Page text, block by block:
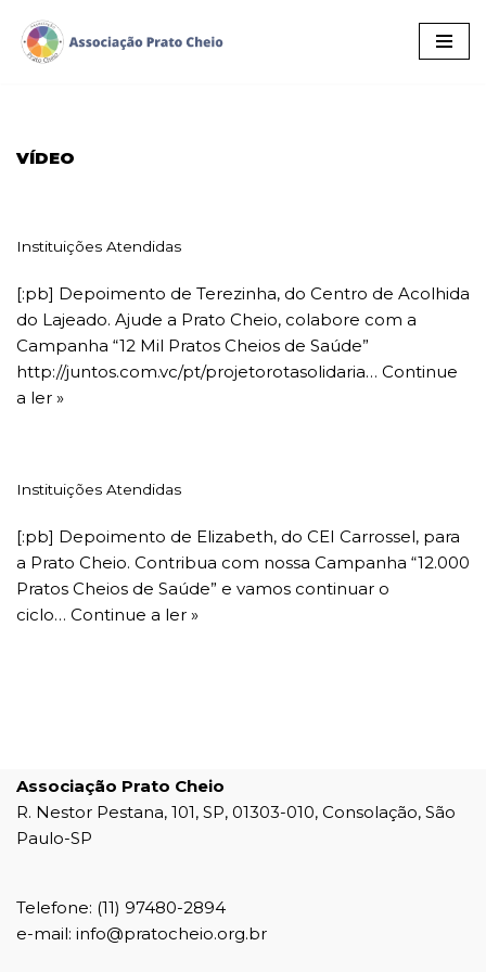
Pular
VÍDEO
Instituições Atendidas
[:pb] Depoimento de Terezinha, do Centro de Acolhida
do Lajeado. Ajude a Prato Cheio, colabore com a
Campanha “12 Mil Pratos Cheios de Saúde”
http://juntos.com.vc/pt/projetorotasolidaria… Continue
a ler »
Instituições Atendidas
[:pb] Depoimento de Elizabeth, do CEI Carrossel, para
a Prato Cheio. Contribua com nossa Campanha “12.000
Pratos Cheios de Saúde” e vamos continuar o
ciclo… Continue a ler »
Associação Prato Cheio
R. Nestor Pestana, 101, SP, 01303-010, Consolação, São
Paulo-SP
Telefone: (11) 97480-2894
e-mail: info@pratocheio.org.br